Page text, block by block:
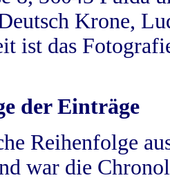
Krone,
ist das
der Einträge
Reihenfolge
war die